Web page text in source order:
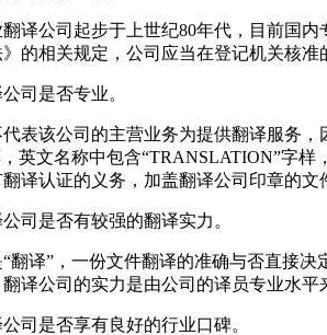
译公司起步于上世纪80年代，目前国
的相关规定，公司应当在登记机关核
司是否专业。
表该公司的主营业务为提供翻译服务
英文名称中包含“TRANSLATION”字
译认证的义务，加盖翻译公司印章的
司是否有较强的翻译实力。
翻译”，一份文件翻译的准确与否直接
译公司的实力是由公司的译员专业水
司是否享有良好的行业口碑。